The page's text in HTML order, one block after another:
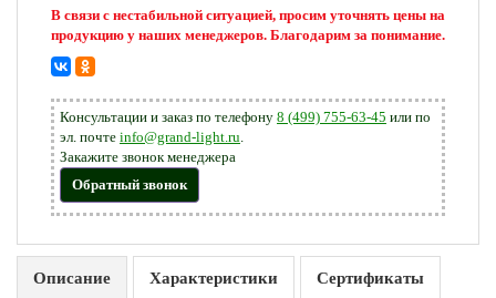
В связи с нестабильной ситуацией, просим уточнять цены на
продукцию у наших менеджеров. Благодарим за понимание.
Консультации и заказ по телефону 8 (499) 755-63-45 или по
эл. почте info@grand-light.ru.
Закажите звонок менеджера
Обратный звонок
Описание Характеристики Сертификаты